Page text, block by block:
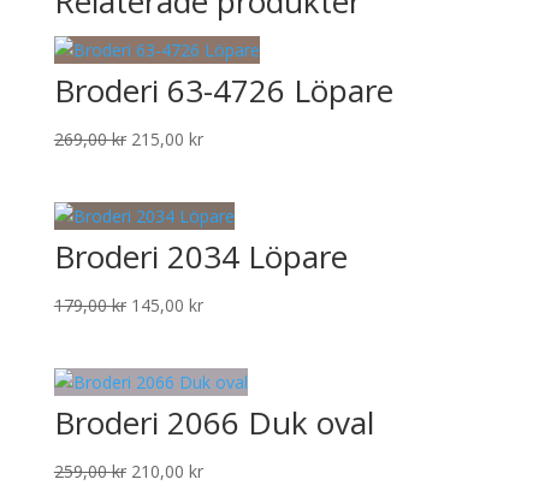
Broderi 63-4726 Löpare
269,00kr Det
var:
269,00 kr.
215,00 krDet
är:
215,00 kr.
Broderi 2034 Löpare
179,00kr Det
var:
179,00 kr.
145,00 krDet
är:
145,00 kr.
Broderi 2066 Duk oval
259,00kr Det
210,00 krDet